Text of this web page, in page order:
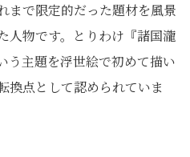
まで限定的だった題材を風景
人物です。とりわけ『諸国瀧
う主題を浮世絵で初めて描い
換点として認められていま